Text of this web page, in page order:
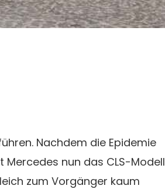
Nachdem die Epidemie
nun das CLS-Modell
zum Vorgänger kaum